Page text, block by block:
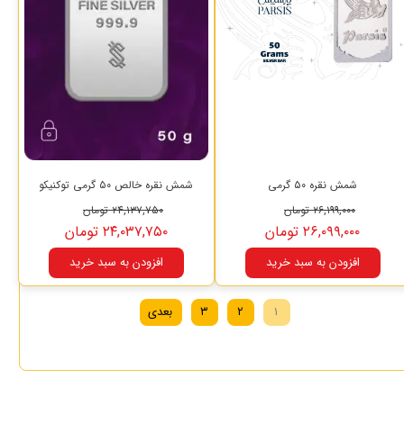
شمش نقره ۵۰ گرمی
۲۶,۱۹۹,۰۰۰ تومان
۲۶,۰۹۹,۰۰۰ تومان
افزودن به سبد خرید
شمش نقره خالص ۵۰ گرمی توکنیکو
۲۴,۱۳۷,۷۵۰ تومان
۲۴,۰۳۷,۷۵۰ تومان
افزودن به سبد خرید
۱ ۲ ۳ بعدی